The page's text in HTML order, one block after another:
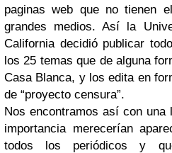
paginas web que no tienen
grandes medios. Así la
California decidió publicar
los 25 temas que de alguna
Casa Blanca, y los edita en
de “proyecto censura”.
Nos encontramos así con
importancia merecerían
todos los periódicos y